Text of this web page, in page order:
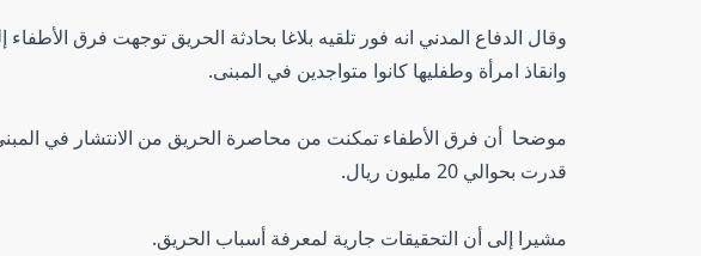
وقال الدفاع المدني انه فور تلقيه بلاغا بحادثة الحريق توجهت فرق
وانقاذ امرأة وطفليها كانوا متواجدين في المبنى.
موضحا أن فرق الأطفاء تمكنت من محاصرة الحريق من الانتشار في
قدرت بحوالي 20 مليون ريال.
مشيرا إلى أن التحقيقات جارية لمعرفة أسباب الحريق.